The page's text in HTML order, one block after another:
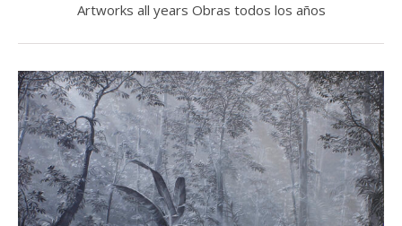
Artworks all years Obras todos los años